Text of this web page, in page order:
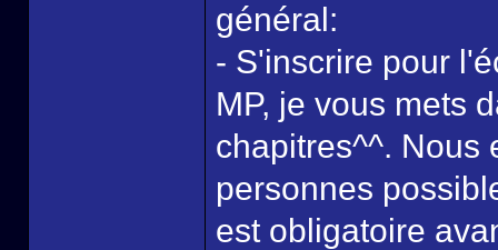
général:
- S'inscrire pour
MP, je vous mets
chapitres^^. Nous
personnes
est obligatoire